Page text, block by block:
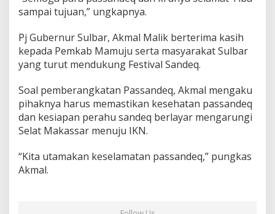
sampai tujuan,” ungkapnya.
Pj Gubernur Sulbar, Akmal Malik berterima kasih
kepada Pemkab Mamuju serta masyarakat Sulbar
yang turut mendukung Festival Sandeq.
Soal pemberangkatan Passandeq, Akmal mengaku
pihaknya harus memastikan kesehatan passandeq
dan kesiapan perahu sandeq berlayar mengarungi
Selat Makassar menuju IKN.
“Kita utamakan keselamatan passandeq,” pungkas
Akmal.